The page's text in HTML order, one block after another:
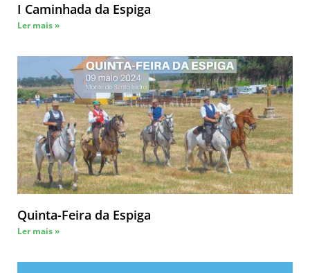
I Caminhada da Espiga
Ler mais »
Quinta-Feira da Espiga
Ler mais »